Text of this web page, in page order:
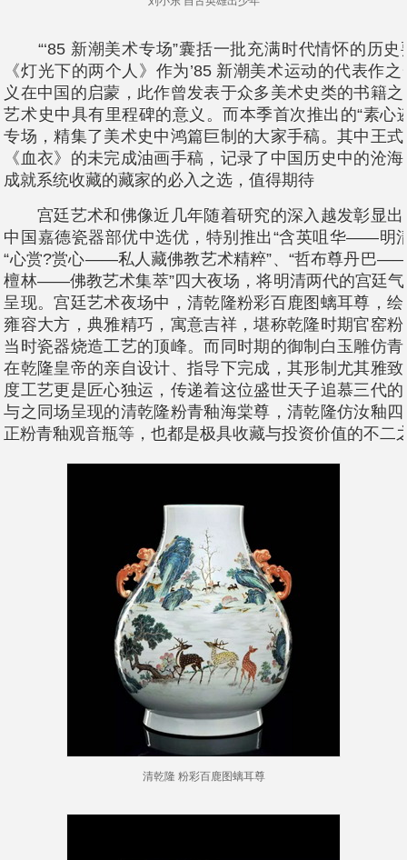
“‘85 新潮美术专场”囊括一批充满时代情怀的历史
《灯光下的两个人》作为’85 新潮美术运动的代表作
义在中国的启蒙，此作曾发表于众多美术史类的书籍
艺术史中具有里程碑的意义。而本季首次推出的“素
专场，精集了美术史中鸿篇巨制的大家手稿。其中王
《血衣》的未完成油画手稿，记录了中国历史中的沧
成就系统收藏的藏家的必入之选，值得期待
宫廷艺术和佛像近几年随着研究的深入越发彰显出
中国嘉德瓷器部优中选优，特别推出“含英咀华——明
“心赏?赏心——私人藏佛教艺术精粹”、“哲布尊丹巴——
檀林——佛教艺术集萃”四大夜场，将明清两代的宫廷
呈现。宫廷艺术夜场中，清乾隆粉彩百鹿图螭耳尊，
雍容大方，典雅精巧，寓意吉祥，堪称乾隆时期官窑
当时瓷器烧造工艺的顶峰。而同时期的御制白玉雕仿
在乾隆皇帝的亲自设计、指导下完成，其形制尤其雅
度工艺更是匠心独运，传递着这位盛世天子追慕三代
与之同场呈现的清乾隆粉青釉海棠尊，清乾隆仿汝釉
正粉青釉观音瓶等，也都是极具收藏与投资价值的不二
清乾隆 粉彩百鹿图螭耳尊